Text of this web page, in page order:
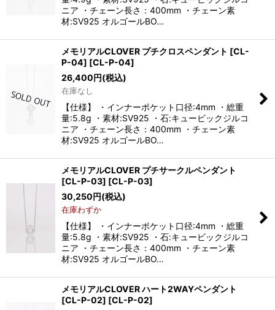
ニア ・チェーン長さ：400mm ・チェーン素
材:SV925 オルゴールBO…
メモリアルCLOVER プチクロスペンダント [CL-
P-04] [CL-P-04]
26,400円(税込)
在庫なし
【仕様】 ・インナーポケット口径:4mm ・総重
量:5.8g ・素材:SV925 ・石:キュービックジルコ
ニア ・チェーン長さ：400mm ・チェーン素
材:SV925 オルゴールBO…
メモリアルCLOVER プチサークルペンダント
[CL-P-03] [CL-P-03]
30,250円(税込)
在庫わずか
【仕様】 ・インナーポケット口径:4mm ・総重
量:5.8g ・素材:SV925 ・石:キュービックジルコ
ニア ・チェーン長さ：400mm ・チェーン素
材:SV925 オルゴールBO…
メモリアルCLOVER ハート2WAYペンダント
[CL-P-02] [CL-P-02]